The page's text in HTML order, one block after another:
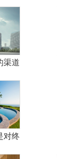
渠道
对终